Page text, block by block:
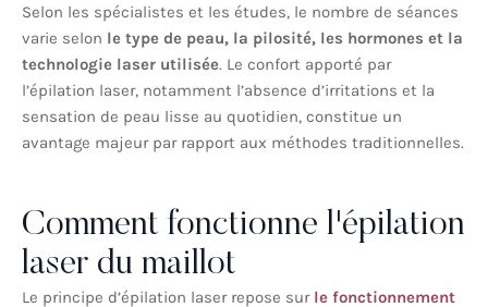
Selon les spécialistes et les études, le nombre de séances
varie selon le type de peau, la pilosité, les hormones et la
technologie laser utilisée. Le confort apporté par
l’épilation laser, notamment l’absence d’irritations et la
sensation de peau lisse au quotidien, constitue un
avantage majeur par rapport aux méthodes traditionnelles.
Comment fonctionne l'épilation
laser du maillot
Le principe d’épilation laser repose sur le fonctionnement